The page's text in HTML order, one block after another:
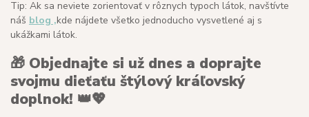
Tip: Ak sa neviete zorientovať v rôznych typoch látok, navštívte
náš blog ,kde nájdete všetko jednoducho vysvetlené aj s
ukážkami látok.
🎁 Objednajte si už dnes a doprajte
svojmu dieťaťu štýlový kráľovský
doplnok! 👑💖